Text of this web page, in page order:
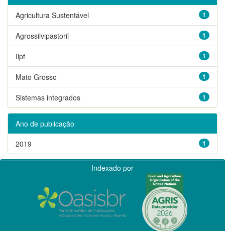
1
Agricultura Sustentável
1
Agrossilvipastoril
1
Ilpf
1
Mato Grosso
1
Sistemas integrados
Ano de publicação
1
2019
Indexado por